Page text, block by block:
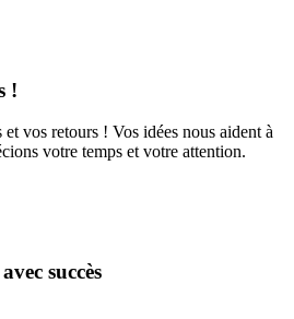
!
vos retours ! Vos idées nous aident à
votre temps et votre attention.
succès